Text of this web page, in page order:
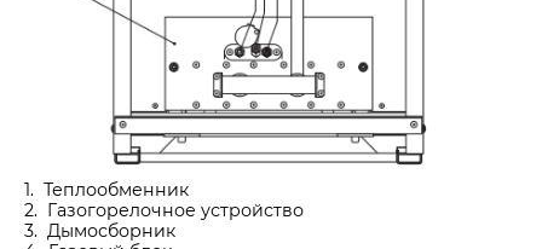
1. Теплообменник
2. Газогорелочное устройство
3. Дымосборник